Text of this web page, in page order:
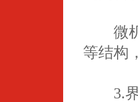
微机
等结构
3.界